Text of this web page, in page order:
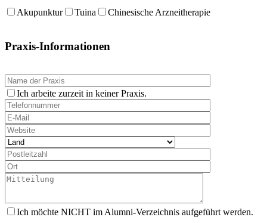
Akupunktur
Tuina Chinesische Arzneitherapie
Praxis-Informationen
Ich arbeite zurzeit in keiner Praxis.
Ich möchte NICHT im Alumni-Verzeichnis aufgeführt werden.